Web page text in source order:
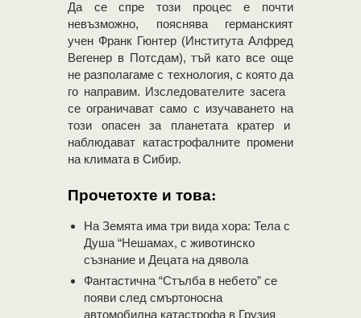
Да се спре този процес е почти
невъзможно, пояснява германският
учен Франк Гюнтер (Института Алфред
Вегенер в Потсдам), тъй като все още
не разполагаме с технология, с която да
го направим. Изследователите засега
се ограничават само с изучаването на
този опасен за планетата кратер и
наблюдават катастрофалните промени
на климата в Сибир.
Прочетохте и това:
На Земята има три вида хора: Тела с
Душа “Нешамах, с животинско
съзнание и Децата на дявола
Фантастична “Стълба в небето” се
появи след смъртоносна
автомобилна катастрофа в Грузия